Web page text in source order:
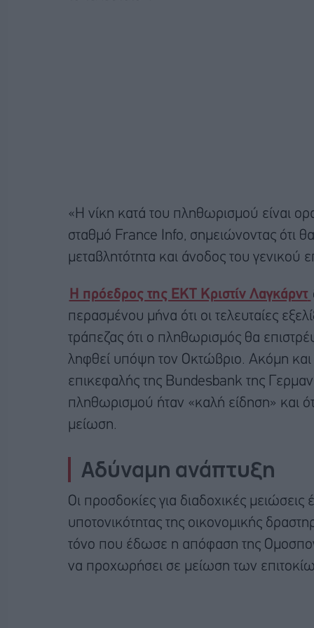
«Η νίκη κατά του πληθωρισμού είναι
σταθμό France Info, σημειώνοντας ότι
μεταβλητότητα και άνοδος του γενικού
Η πρόεδρος της ΕΚΤ Κριστίν Λαγκάρντ
περασμένου μήνα ότι οι τελευταίες
τράπεζας ότι ο πληθωρισμός θα
ληφθεί υπόψη τον Οκτώβριο. Ακόμη και
επικεφαλής της Bundesbank της
πληθωρισμού ήταν «καλή είδηση» και
μείωση.
Αδύναμη ανάπτυξη
Οι προσδοκίες για διαδοχικές
υποτονικότητας της οικονομικής
τόνο που έδωσε η απόφαση της
να προχωρήσει σε μείωση των